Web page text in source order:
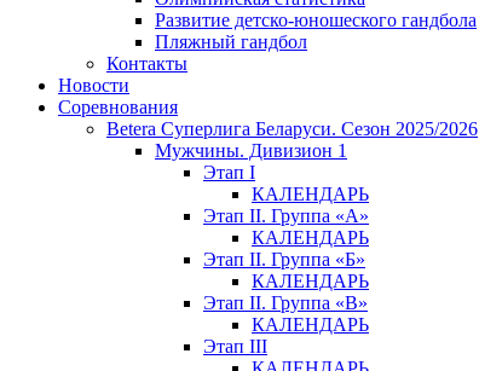
Развитие детско-юношеского гандбола
Пляжный гандбол
Контакты
Новости
Соревнования
Betera Суперлига Беларуси. Сезон 2025/2026
Мужчины. Дивизион 1
Этап I
КАЛЕНДАРЬ
Этап II. Группа «А»
КАЛЕНДАРЬ
Этап II. Группа «Б»
КАЛЕНДАРЬ
Этап II. Группа «В»
КАЛЕНДАРЬ
Этап III